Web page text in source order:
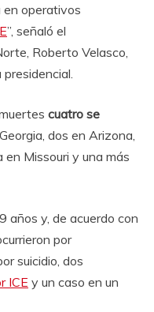
en operativos
”, señaló el
Roberto Velasco,
cuatro se
dos en Arizona,
en Missouri y una más
años y, de acuerdo con
por
suicidio, dos
ICE y un caso en un